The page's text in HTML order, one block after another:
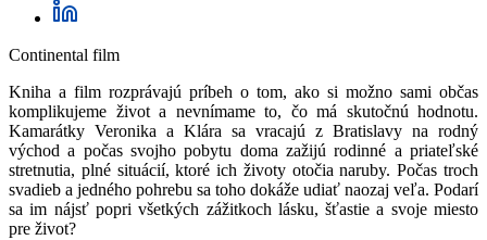
Continental film
Kniha a film rozprávajú príbeh o tom, ako si možno sami občas
komplikujeme život a nevnímame to, čo má skutočnú hodnotu.
Kamarátky Veronika a Klára sa vracajú z Bratislavy na rodný
východ a počas svojho pobytu doma zažijú rodinné a priateľské
stretnutia, plné situácií, ktoré ich životy otočia naruby. Počas troch
svadieb a jedného pohrebu sa toho dokáže udiať naozaj veľa. Podarí
sa im nájsť popri všetkých zážitkoch lásku, šťastie a svoje miesto
pre život?